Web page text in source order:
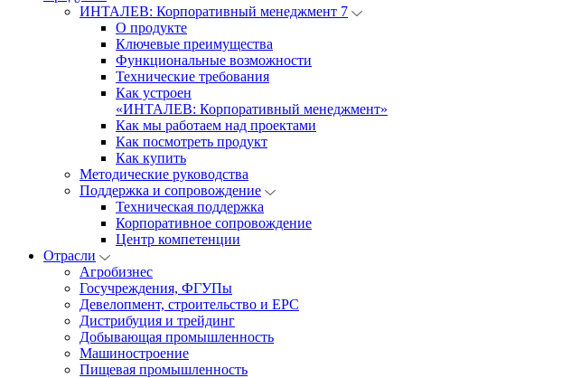
ИНТАЛЕВ: Корпоративный менеджмент 7
О продукте
Ключевые преимущества
Функциональные возможности
Технические требования
Как устроен
«ИНТАЛЕВ: Корпоративный менеджмент»
Как мы работаем над проектами
Как посмотреть продукт
Как купить
Методические руководства
Поддержка и сопровождение
Техническая поддержка
Корпоративное сопровождение
Центр компетенции
Отрасли
Агробизнес
Госучреждения, ФГУПы
Девелопмент, строительство и EPC
Дистрибуция и трейдинг
Добывающая промышленность
Машиностроение
Пищевая промышленность